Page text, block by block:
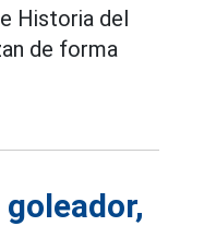
Historia del
de forma